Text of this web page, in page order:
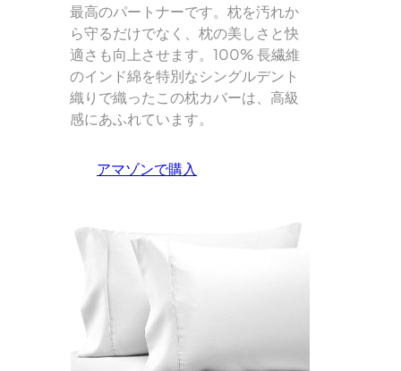
最高のパートナーです。枕を汚れか
ら守るだけでなく、枕の美しさと快
適さも向上させます。100% 長繊維
のインド綿を特別なシングルデント
織りで織ったこの枕カバーは、高級
感にあふれています。
アマゾンで購入